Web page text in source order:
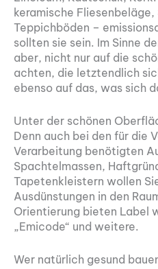
keramische
Teppichböden –
sollten sie sein. Im Sinne
aber, nicht nur auf die
achten, die letztendlich
ebenso auf das, was sich
Unter der schönen
Denn auch bei den für die
Verarbeitung benötigten
Spachtelmassen,
Tapetenkleistern wollen
Ausdünstungen in den
Orientierung bieten Label
„Emicode“ und weitere.
Wer natürlich gesund